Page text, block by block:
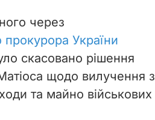
через
України
скасовано рішення
щодо вилучення з
та майно військових